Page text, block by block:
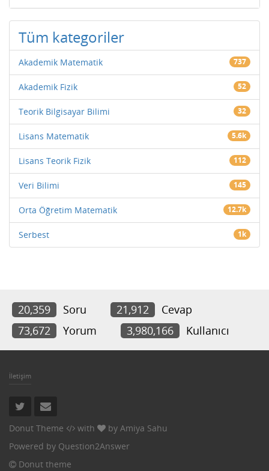
Tüm kategoriler
Akademik Matematik 737
Akademik Fizik 52
Teorik Bilgisayar Bilimi 32
Lisans Matematik 5.6k
Lisans Teorik Fizik 112
Veri Bilimi 145
Orta Öğretim Matematik 12.7k
Serbest 1k
20,359 Soru 21,912
Cevap
73,672
Yorum 3,980,166 Kullanıcı
İletişim
Donut Theme with by Amiya Sahu
Powered by Question2Answer
Donut theme